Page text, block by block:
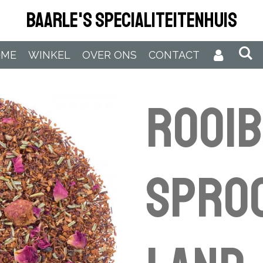
Baarle's Specialiteitenhuis
WINKEL OVER ONS CONTACT